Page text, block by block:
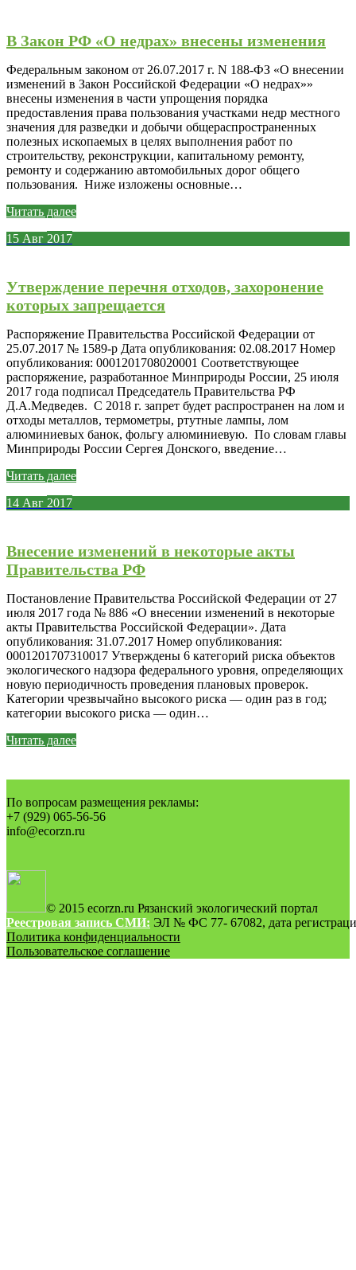
В Закон РФ «О недрах» внесены изменения
Федеральным законом от 26.07.2017 г. N 188-ФЗ «О внесении
изменений в Закон Российской Федерации «О недрах»»
внесены изменения в части упрощения порядка
предоставления права пользования участками недр местного
значения для разведки и добычи общераспространенных
полезных ископаемых в целях выполнения работ по
строительству, реконструкции, капитальному ремонту,
ремонту и содержанию автомобильных дорог общего
пользования. Ниже изложены основные…
Читать далее
15 Авг 2017
Утверждение перечня отходов, захоронение
которых запрещается
Распоряжение Правительства Российской Федерации от
25.07.2017 № 1589-р Дата опубликования: 02.08.2017 Номер
опубликования: 0001201708020001 Соответствующее
распоряжение, разработанное Минприроды России, 25 июля
2017 года подписал Председатель Правительства РФ
Д.А.Медведев. С 2018 г. запрет будет распространен на лом и
отходы металлов, термометры, ртутные лампы, лом
алюминиевых банок, фольгу алюминиевую. По словам главы
Минприроды России Сергея Донского, введение…
Читать далее
14 Авг 2017
Внесение изменений в некоторые акты
Правительства РФ
Постановление Правительства Российской Федерации от 27
июля 2017 года № 886 «О внесении изменений в некоторые
акты Правительства Российской Федерации». Дата
опубликования: 31.07.2017 Номер опубликования:
0001201707310017 Утверждены 6 категорий риска объектов
экологического надзора федерального уровня, определяющих
новую периодичность проведения плановых проверок.
Категории чрезвычайно высокого риска — один раз в год;
категории высокого риска — один…
Читать далее
По вопросам размещения рекламы:
+7 (929) 065-56-56
info@ecorzn.ru
© 2015 ecorzn.ru Рязанский экологический портал
Реестровая запись СМИ: ЭЛ № ФС 77- 67082, дата
Политика конфиденциальности
Пользовательское соглашение